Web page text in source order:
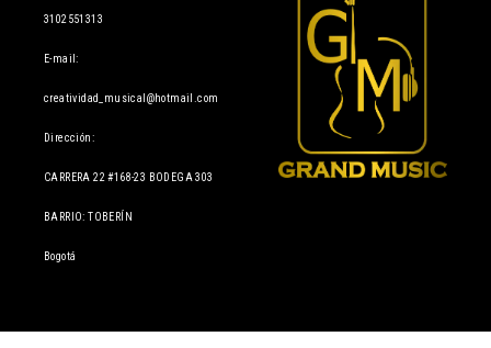
3102551313
E-mail:
creatividad_musical@hotmail.com
Dirección:
CARRERA 22 #168-23 BODEGA 303
BARRIO: TOBERÍN
Bogotá